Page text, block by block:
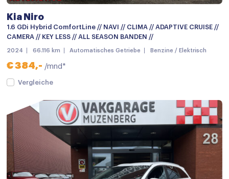
Parkeersensor voor en achter
Schuif-/kanteldak
Side-skirts
Apple carplay
Audio installatie premium
Bluetooth telefoonvoorbereiding
JBL Sound System
Kia Niro
1.6 GDi Hybrid ComfortLine // NAVI // CLIMA // ADAPTIVE CRUISE //
CAMERA // KEY LESS // ALL SEASON BANDEN //
2024 66.116 km Automatisches Getriebe Benzine / Elektrisch
€ 384,- /mnd*
Vergleiche